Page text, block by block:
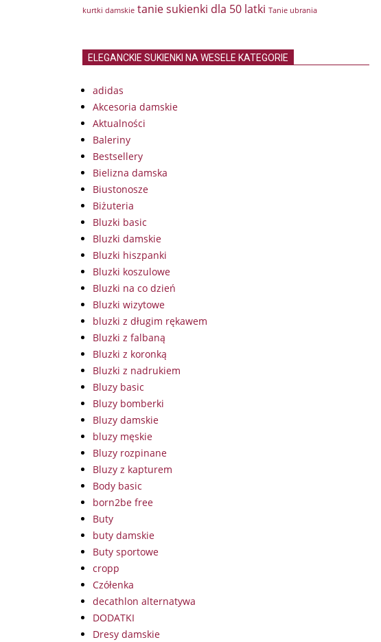
kurtki damskie tanie sukienki dla 50 latki Tanie ubrania
ELEGANCKIE SUKIENKI NA WESELE KATEGORIE
adidas
Akcesoria damskie
Aktualności
Baleriny
Bestsellery
Bielizna damska
Biustonosze
Biżuteria
Bluzki basic
Bluzki damskie
Bluzki hiszpanki
Bluzki koszulowe
Bluzki na co dzień
Bluzki wizytowe
bluzki z długim rękawem
Bluzki z falbaną
Bluzki z koronką
Bluzki z nadrukiem
Bluzy basic
Bluzy bomberki
Bluzy damskie
bluzy męskie
Bluzy rozpinane
Bluzy z kapturem
Body basic
born2be free
Buty
buty damskie
Buty sportowe
cropp
Czółenka
decathlon alternatywa
DODATKI
Dresy damskie